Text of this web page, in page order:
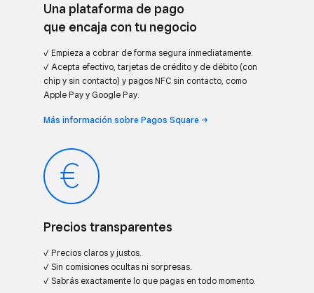
Una plataforma de pago
que encaja con tu negocio
✓ Empieza a cobrar de forma segura inmediatamente.
✓ Acepta efectivo, tarjetas de crédito y de débito (con
chip y sin contacto) y pagos NFC sin contacto, como
Apple Pay y Google Pay.
Más información sobre Pagos Square
Precios transparentes
✓ Precios claros y justos.
✓ Sin comisiones ocultas ni sorpresas.
✓ Sabrás exactamente lo que pagas en todo momento.